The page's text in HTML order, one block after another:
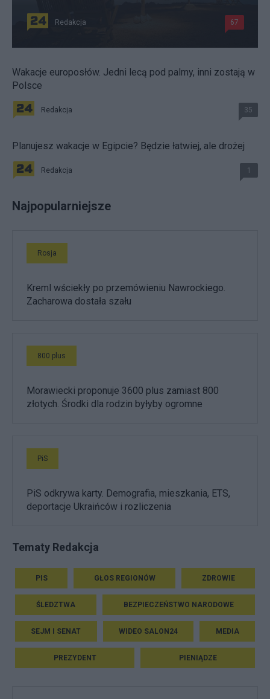
Redakcja 67
Wakacje europosłów. Jedni lecą pod palmy, inni zostają w
Polsce
Redakcja 35
Planujesz wakacje w Egipcie? Będzie łatwiej, ale drożej
Redakcja 1
Najpopularniejsze
Rosja
Kreml wściekły po przemówieniu Nawrockiego.
Zacharowa dostała szału
800 plus
Morawiecki proponuje 3600 plus zamiast 800
złotych. Środki dla rodzin byłyby ogromne
PiS
PiS odkrywa karty. Demografia, mieszkania, ETS,
deportacje Ukraińców i rozliczenia
Tematy Redakcja
PIS GŁOS REGIONÓW ZDROWIE
ŚLEDZTWA BEZPIECZEŃSTWO NARODOWE
SEJM I SENAT WIDEO SALON24 MEDIA
PREZYDENT PIENIĄDZE